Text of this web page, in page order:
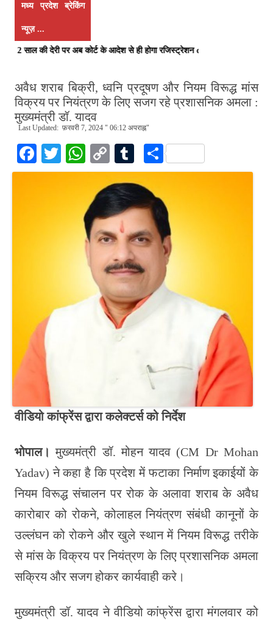
मध्य प्रदेश ब्रेकिंग
न्यूज़ ...
की देरी पर अब कोर्ट के आदेश से ही होगा रजिस्ट्रेशन chief editor Uttam
अवैध शराब बिक्री, ध्वनि प्रदूषण और नियम विरूद्ध मांस
विक्रय पर नियंत्रण के लिए सजग रहे प्रशासनिक अमला :
मुख्यमंत्री डॉ. यादव
Last Updated: फ़रवरी 7, 2024 " 06:12 अपराह्न"
Fa
ce
T
wi
W
ha
ts
A
pp
C
op
y
Li
nk
T
u
m
bl
r
S
ha
वीडियो कांफ्रेंस द्वारा कलेक्टर्स को निर्देश
भोपाल।मुख्यमंत्री डॉ. मोहन यादव (CM Dr Mohan
Yadav) ने कहा है कि प्रदेश में फटाका निर्माण इकाईयों के
नियम विरूद्ध संचालन पर रोक के अलावा शराब के अवैध
कारोबार को रोकने, कोलाहल नियंत्रण संबंधी कानूनों के
उल्लंघन को रोकने और खुले स्थान में नियम विरूद्ध तरीके
से मांस के विक्रय पर नियंत्रण के लिए प्रशासनिक अमला
सक्रिय और सजग होकर कार्यवाही करे।
मुख्यमंत्री डॉ. यादव ने वीडियो कांफ्रेंस द्वारा मंगलवार को